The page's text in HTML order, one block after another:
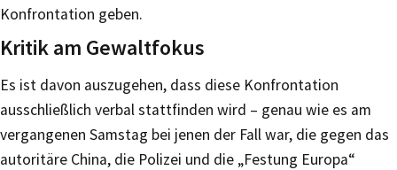
Konfrontation geben.
Kritik am Gewaltfokus
Es ist davon auszugehen, dass diese Konfrontation
ausschließlich verbal stattfinden wird – genau wie es am
vergangenen Samstag bei jenen der Fall war, die gegen das
autoritäre China, die Polizei und die „Festung Europa“